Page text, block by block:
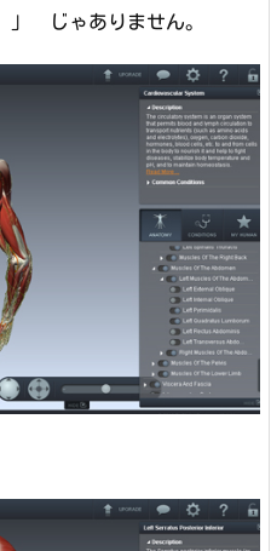
」 じゃありません。